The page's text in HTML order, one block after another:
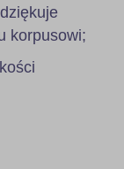
korpusowi;